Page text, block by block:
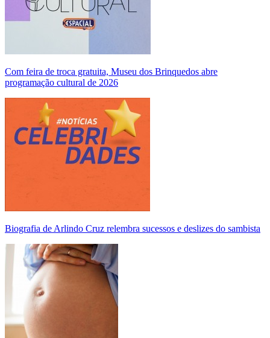
Com feira de troca gratuita, Museu dos Brinquedos abre
programação cultural de 2026
Biografia de Arlindo Cruz relembra sucessos e deslizes do sambista